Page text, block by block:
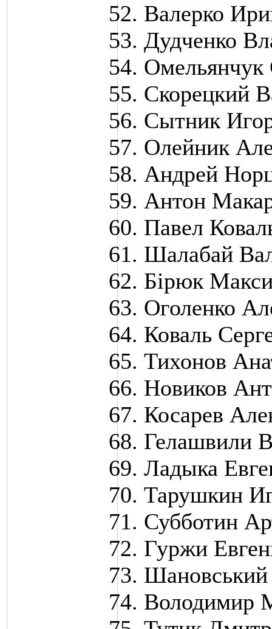
Валерко
Дудченко
Омельянчук
Скорецкий
Сытник
Олейник
Андрей
Антон
Павел
Шалабай
Бірюк
Оголенко
Коваль
Тихонов
Новиков
Косарев
Гелашвили
Ладыка
Тарушкин
Субботин
Гуржи
Володимир